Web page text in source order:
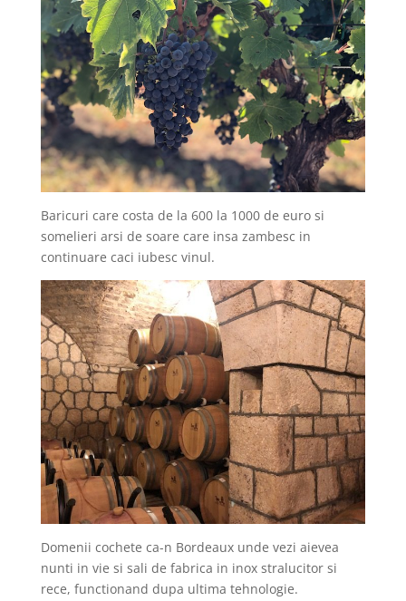
Baricuri care costa de la 600 la 1000 de euro si
somelieri arsi de soare care insa zambesc in
continuare caci iubesc vinul.
Domenii cochete ca-n Bordeaux unde vezi aievea
nunti in vie si sali de fabrica in inox stralucitor si
rece, functionand dupa ultima tehnologie.